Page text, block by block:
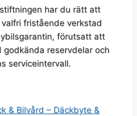
har du rätt att
fristående verkstad
förutsatt att
godkända reservdelar och
serviceintervall.
& Bilvård – Däckbyte &